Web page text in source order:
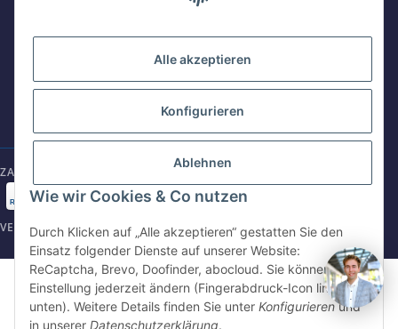
WhatsApp
+49 162 5669885
E-Mail schreiben
shop@intersince.de
Webseite besuchen
www.intersince-group.de
84508 Burgkirchen a.d.Alz
Mo-Fr: 8:30 - 17:00 Uhr
ZAHLUNGSARTEN
VERSANDARTEN
©2025 Intersince GmbH | powered by Intersince Group
* Alle Preise zzgl. MwSt., zzgl.Versand
** Unverbindliche Verkaufspreisempfehlung des Hersteller
Alle akzeptieren
Konfigurieren
Ablehnen
Wie wir Cookies & Co nutzen
Durch Klicken auf „Alle akzeptieren“ gestatten Sie den
Einsatz folgender Dienste auf unserer Website:
ReCaptcha, Brevo, Doofinder, abocloud. Sie können die
Einstellung jederzeit ändern (Fingerabdruck-Icon links
unten). Weitere Details finden Sie unter Konfigurierenund
in unserer Datenschutzerklärung.